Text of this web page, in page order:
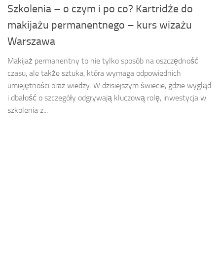
Szkolenia – o czym i po co? Kartridże do
makijażu permanentnego – kurs wizażu
Warszawa
Makijaż permanentny to nie tylko sposób na oszczędność
czasu, ale także sztuka, która wymaga odpowiednich
umiejętności oraz wiedzy. W dzisiejszym świecie, gdzie wygląd
i dbałość o szczegóły odgrywają kluczową rolę, inwestycja w
szkolenia z...